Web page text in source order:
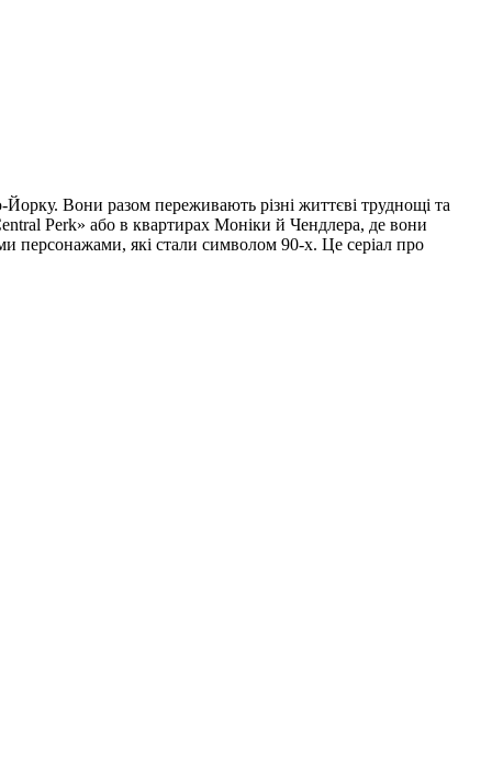
Вони разом переживають різні життєві труднощі та
Perk» або в квартирах Моніки й Чендлера, де вони
персонажами, які стали символом 90-х. Це серіал про